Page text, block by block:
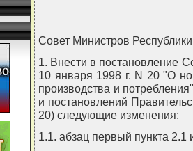
Совет Министров
1. Внести в постановление
10 января 1998 г. N 20 "О
производства и
и постановлений
20) следующие изменения:
1.1. абзац первый пункта